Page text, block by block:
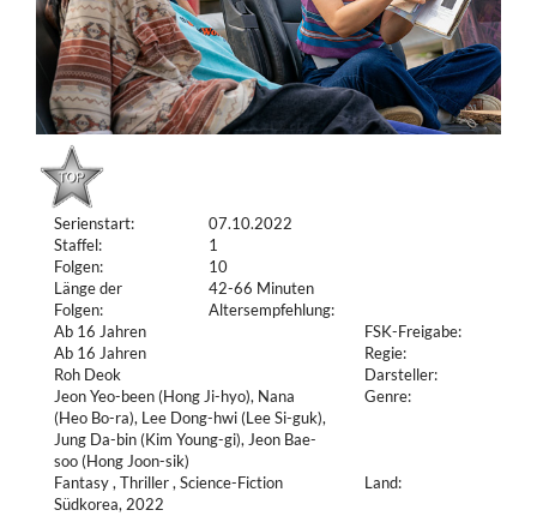
Serienstart:
07.10.2022
Staffel:
1
Folgen:
10
Länge der
Folgen:
42-66 Minuten
Altersempfehlung:
Ab 16 Jahren
FSK-Freigabe:
Ab 16 Jahren
Regie:
Roh Deok
Darsteller:
Jeon Yeo-been (Hong Ji-hyo), Nana
(Heo Bo-ra), Lee Dong-hwi (Lee Si-guk),
Jung Da-bin (Kim Young-gi), Jeon Bae-
soo (Hong Joon-sik)
Genre:
Fantasy , Thriller , Science-Fiction
Land:
Südkorea, 2022